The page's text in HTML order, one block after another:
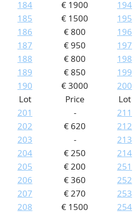
184
€ 1900
185
€ 1500
186
€ 800
187
€ 950
188
€ 800
189
€ 850
190
€ 3000
194
195
196
197
198
199
200
Lot
Price
201
-
202
€ 620
203
-
204
€ 250
205
€ 200
206
€ 360
207
€ 270
208
€ 1500
Lot
211
212
213
214
251
252
253
254